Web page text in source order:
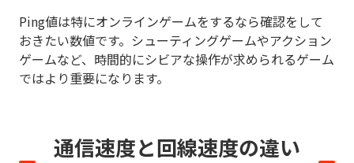
Ping値は特にオンラインゲームをするなら確認をして
おきたい数値です。シューティングゲームやアクション
ゲームなど、時間的にシビアな操作が求められるゲーム
ではより重要になります。
通信速度と回線速度の違い